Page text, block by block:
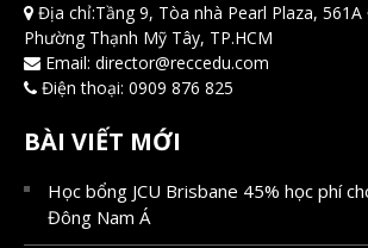
Địa chỉ:Tầng 9, Tòa nhà Pearl Plaza,
Phường Thạnh Mỹ Tây, TP.HCM
Email: director@reccedu.com
Điện thoại: 0909 876 825
BÀI VIẾT MỚI
Học bổng JCU Brisbane 45% học phí
Đông Nam Á